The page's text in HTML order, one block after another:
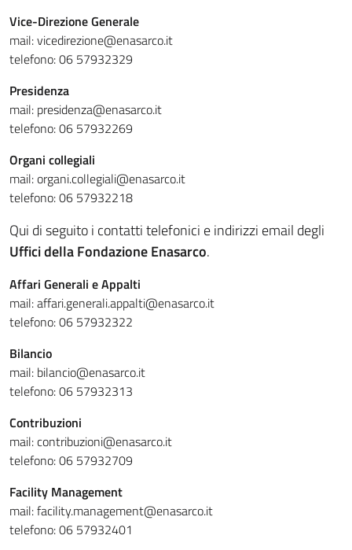
Vice-Direzione Generale
mail: vicedirezione@enasarco.it
telefono: 06 57932329
Presidenza
mail: presidenza@enasarco.it
telefono: 06 57932269
Organi collegiali
mail: organi.collegiali@enasarco.it
telefono: 06 57932218
Qui di seguito i contatti telefonici e indirizzi email degli
Uffici della Fondazione Enasarco.
Affari Generali e Appalti
mail: affari.generali.appalti@enasarco.it
telefono: 06 57932322
Bilancio
mail: bilancio@enasarco.it
telefono: 06 57932313
Contribuzioni
mail: contribuzioni@enasarco.it
telefono: 06 57932709
Facility Management
mail: facility.management@enasarco.it
telefono: 06 57932401